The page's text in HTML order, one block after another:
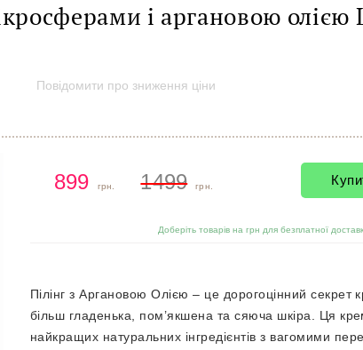
і аргановою
Повідомити про зниження ціни
899 грн. 1499 грн.
Доберіть товарів на грн для безплатної
Пілінг з Аргановою Олією – це дорогоцінний секрет
більш гладенька, пом’якшена та сяюча шкіра. Ця
найкращих натуральних інгредієнтів з вагомими
@arganiae.naturalica